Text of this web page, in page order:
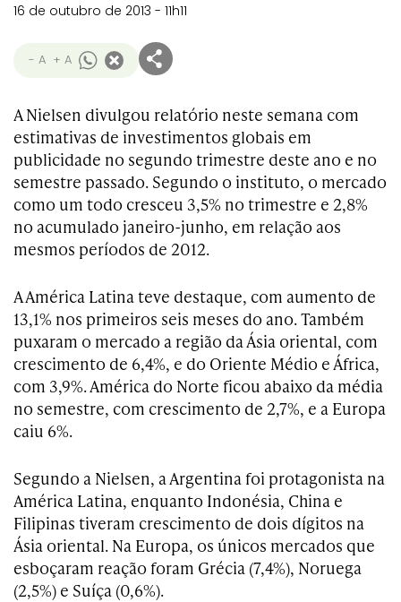
16 de outubro de 2013 - 11h11
- A + A
A Nielsen divulgou relatório neste semana com
estimativas de investimentos globais em
publicidade no segundo trimestre deste ano e no
semestre passado. Segundo o instituto, o mercado
como um todo cresceu 3,5% no trimestre e 2,8%
no acumulado janeiro-junho, em relação aos
mesmos períodos de 2012.
A América Latina teve destaque, com aumento de
13,1% nos primeiros seis meses do ano. Também
puxaram o mercado a região da Ásia oriental, com
crescimento de 6,4%, e do Oriente Médio e África,
com 3,9%. América do Norte ficou abaixo da média
no semestre, com crescimento de 2,7%, e a Europa
caiu 6%.
Segundo a Nielsen, a Argentina foi protagonista na
América Latina, enquanto Indonésia, China e
Filipinas tiveram crescimento de dois dígitos na
Ásia oriental. Na Europa, os únicos mercados que
esboçaram reação foram Grécia (7,4%), Noruega
(2,5%) e Suíça (0,6%).